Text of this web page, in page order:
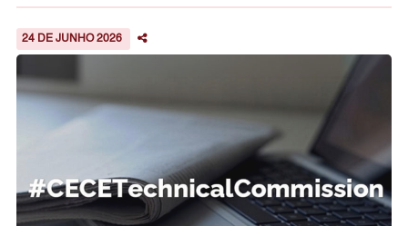
24 DE JUNHO 2026